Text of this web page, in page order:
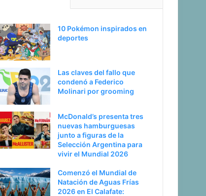
10 Pokémon inspirados en
deportes
Las claves del fallo que
condenó a Federico
Molinari por grooming
McDonald’s presenta tres
nuevas hamburguesas
junto a figuras de la
Selección Argentina para
vivir el Mundial 2026
Comenzó el Mundial de
Natación de Aguas Frías
2026 en El Calafate: